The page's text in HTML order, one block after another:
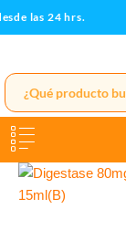
Ir
al
las 24 hrs.
Digestase
80mg/ml